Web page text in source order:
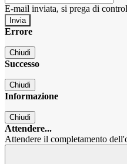
E-mail inviata, si prega di
Errore
Chiudi
Successo
Chiudi
Informazione
Chiudi
Attendere...
Attendere il completamento